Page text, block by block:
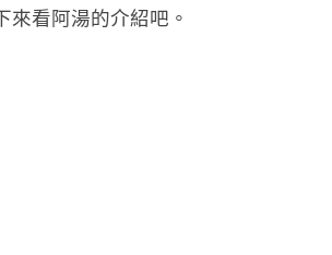
來看阿湯的介紹吧。